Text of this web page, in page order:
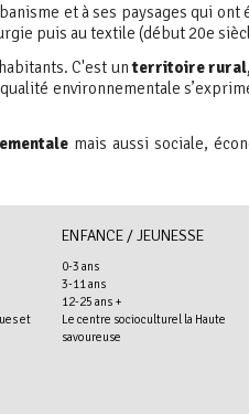
et à ses paysages qui
puis au textile (début 20e
C'est unterritoire rural,
environnementale
mais aussi sociale,
et
ENFANCE / JEUNESSE
0-3 ans
3-11 ans
12-25 ans +
Le centre socioculturel la Haute
savoureuse